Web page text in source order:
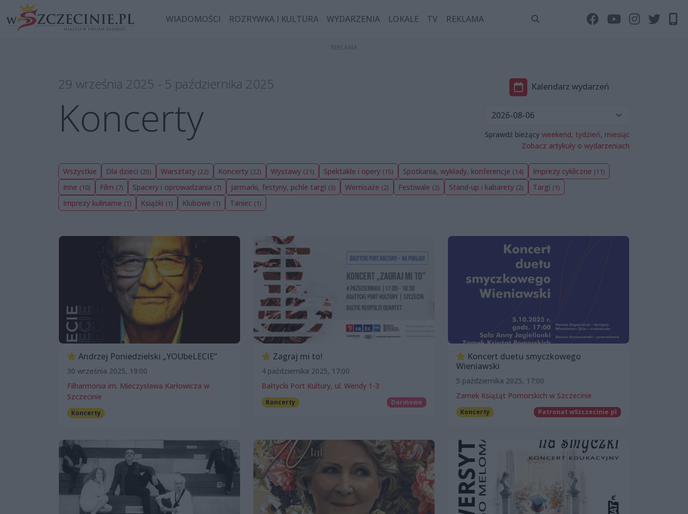
WIADOMOŚCI ROZRYWKA I KULTURA WYDARZENIA LOKALE TV REKLAMA
29 września 2025 - 5 października 2025
Koncerty
Kalendarz wydarzeń
Sprawdź bieżący weekend, tydzień, miesiąc
Zobacz artykuły o wydarzeniach
Wszystkie Dla dzieci (25) Warsztaty (22) Koncerty (22) Wystawy (21) Spektakle i opery (15) Spotkania, wykłady, konferencje (14) Imprezy cykliczne (11)
Inne (10) Film (7) Spacery i oprowadzania (7) Jarmarki, festyny, pchle targi (3) Wernisaże (2) Festiwale (2) Stand-up i kabarety (2) Targi (1)
Imprezy kulinarne (1) Książki (1) Klubowe (1) Taniec (1)
Andrzej Poniedzielski „YOUbeLECIE”
30 września 2025, 19:00
Filharmonia im. Mieczysława Karłowicza w
Szczecinie
Koncerty
Zagraj mi to!
4 października 2025, 17:00
Bałtycki Port Kultury, ul. Wendy 1-3
Koncerty Darmowe
Koncert duetu smyczkowego
Wieniawski
5 października 2025, 17:00
Zamek Książąt Pomorskich w Szczecinie
Koncerty Patronat wSzczecinie.pl